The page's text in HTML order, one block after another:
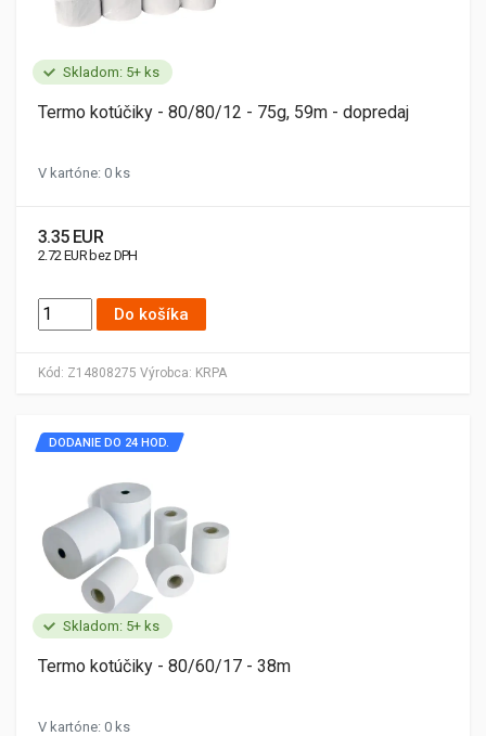
Skladom: 5+ ks
Kód: Z14808275 Výrobca: KRPA
Termo kotúčiky - 80/80/12 - 75g, 59m - dopredaj
V kartóne: 0 ks
3.35 EUR
2.72 EUR bez DPH
Do košíka
Skladom: 5+ ks
DODANIE DO 24 HOD.
Termo kotúčiky - 80/60/17 - 38m
V kartóne: 0 ks